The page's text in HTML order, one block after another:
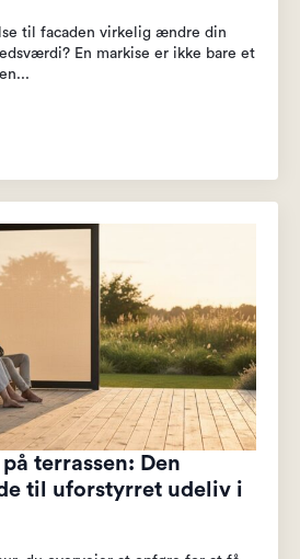
til facaden virkelig ændre din
En markise er ikke bare et
terrassen: Den
til uforstyrret udeliv i